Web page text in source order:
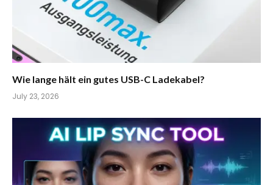
Wie lange hält ein gutes USB-C Ladekabel?
July 23, 2026